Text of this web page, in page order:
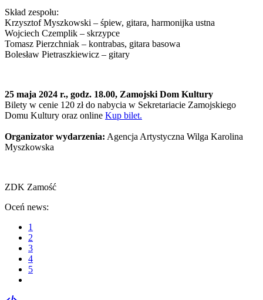
Skład zespołu:
Krzysztof Myszkowski – śpiew, gitara, harmonijka ustna
Wojciech Czemplik – skrzypce
Tomasz Pierzchniak – kontrabas, gitara basowa
Bolesław Pietraszkiewicz – gitary
25 maja 2024 r., godz. 18.00, Zamojski Dom Kultury
Bilety w cenie 120 zł do nabycia w Sekretariacie Zamojskiego
Domu Kultury oraz online Kup bilet.
Organizator wydarzenia: Agencja Artystyczna Wilga Karolina
Myszkowska
ZDK Zamość
Oceń news:
1
2
3
4
5